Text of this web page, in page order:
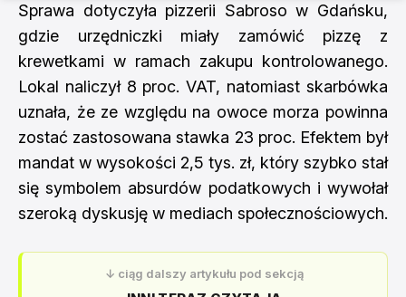
Sprawa dotyczyła pizzerii Sabroso w Gdańsku,
gdzie urzędniczki miały zamówić pizzę z
krewetkami w ramach zakupu kontrolowanego.
Lokal naliczył 8 proc. VAT, natomiast skarbówka
uznała, że ze względu na owoce morza powinna
zostać zastosowana stawka 23 proc. Efektem był
mandat w wysokości 2,5 tys. zł, który szybko stał
się symbolem absurdów podatkowych i wywołał
szeroką dyskusję w mediach społecznościowych.
↓ ciąg dalszy artykułu pod sekcją